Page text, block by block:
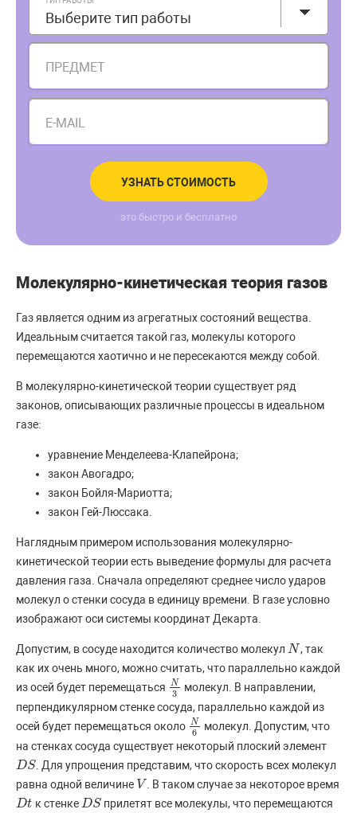
Выберите тип работы
ПРЕДМЕТ
E-MAIL
УЗНАТЬ СТОИМОСТЬ
это быстро и бесплатно
Молекулярно-кинетическая теория газов
Газ является одним из агрегатных состояний вещества.
Идеальным считается такой газ, молекулы которого
перемещаются хаотично и не пересекаются между собой.
В молекулярно-кинетической теории существует ряд
законов, описывающих различные процессы в идеальном
газе:
уравнение Менделеева-Клапейрона;
закон Авогадро;
закон Бойля-Мариотта;
закон Гей-Люссака.
Наглядным примером использования молекулярно-
кинетической теории есть выведение формулы для расчета
давления газа. Сначала определяют среднее число ударов
молекул о стенки сосуда в единицу времени. В газе условно
изображают оси системы координат Декарта.
Допустим, в сосуде находится количество молекул N
N , так
как их очень много, можно считать, что параллельно каждой
из осей будет перемещаться N
3
N3 молекул. В направлении,
перпендикулярном стенке сосуда, параллельно каждой из
осей будет перемещаться около N
6
N6 молекул. Допустим, что
на стенках сосуда существует некоторый плоский элемент
DS
DS
. Для упрощения представим, что скорость всех молекул
равна одной величине V
V
. В таком случае за некоторое время
Dt
Dt к стенкеDS
DS прилетят все молекулы, что перемещаются